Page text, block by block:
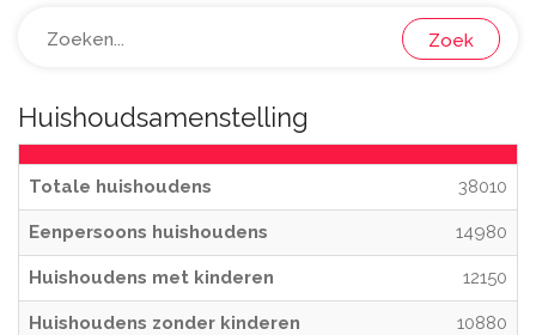
Zoek
Huishoudsamenstelling
Totale huishoudens 38010
Eenpersoons huishoudens 14980
Huishoudens met kinderen 12150
Huishoudens zonder kinderen 10880